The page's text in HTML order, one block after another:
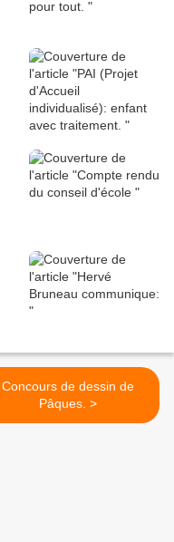
Concours de dessin de
Pâques. >